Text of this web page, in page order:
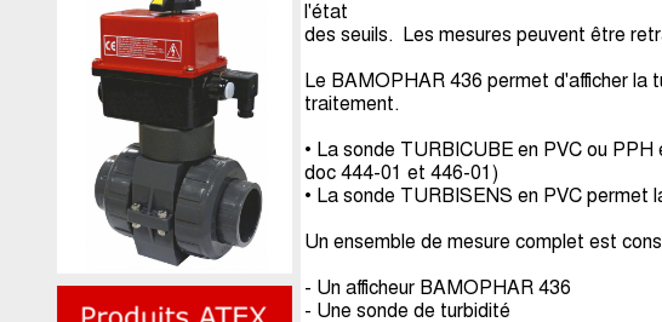
l'état
des seuils. Les mesures peuvent être
Le BAMOPHAR 436 permet d'afficher la
traitement.
• La sonde TURBICUBE en PVC ou
doc 444-01 et 446-01)
• La sonde TURBISENS en PVC permet
Un ensemble de mesure complet est
- Un afficheur BAMOPHAR 436
- Une sonde de turbidité